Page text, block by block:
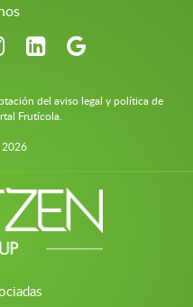
del aviso legal y política de
Frutícola.